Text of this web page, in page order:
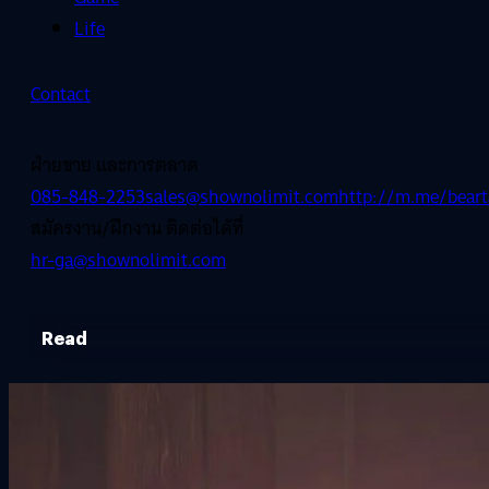
Life
Contact
ฝ่ายขาย และการตลาด
085-848-2253sales@shownolimit.comhttp://m.me/
สมัครงาน/ฝึกงาน ติดต่อได้ที่
hr-ga@shownolimit.com
Read